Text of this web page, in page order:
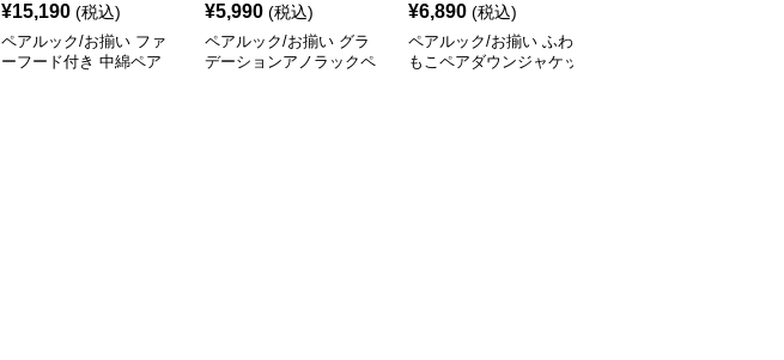
¥15,190 (税込)
ペアルック/お揃い ファ
ーフード付き 中綿ペア
¥5,990 (税込)
ペアルック/お揃い グラ
デーションアノラックペ
¥6,890 (税込)
ペアルック/お揃い ふわ
もこペアダウンジャケッ